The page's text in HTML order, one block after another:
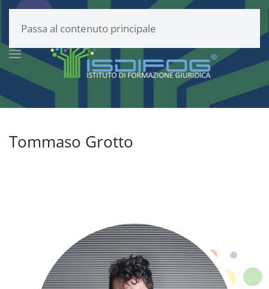
Passa al contenuto principale
Tommaso Grotto